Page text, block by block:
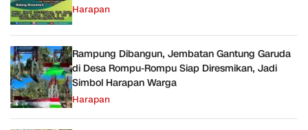
Harapan
Rampung Dibangun, Jembatan Gantung Garuda
di Desa Rompu-Rompu Siap Diresmikan, Jadi
Simbol Harapan Warga
Harapan